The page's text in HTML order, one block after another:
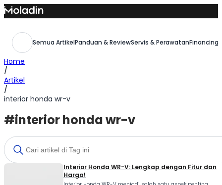
Skip
to
Semua ArtikelPanduan & ReviewServis & Perawatan
Home
/
Artikel
/
interior honda wr-v
#interior honda wr-v
Interior Honda WR-V: Lengkap dengan Fitur dan
Harga!